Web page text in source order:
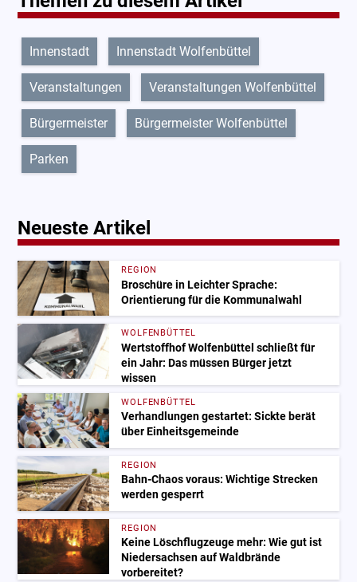
Innenstadt Innenstadt Wolfenbüttel
Veranstaltungen Veranstaltungen Wolfenbüttel
Bürgermeister Bürgermeister Wolfenbüttel
Parken
Neueste Artikel
REGION
Broschüre in Leichter Sprache:
Orientierung für die Kommunalwahl
WOLFENBÜTTEL
Wertstoffhof Wolfenbüttel schließt für
ein Jahr: Das müssen Bürger jetzt
wissen
WOLFENBÜTTEL
Verhandlungen gestartet: Sickte berät
über Einheitsgemeinde
REGION
Bahn-Chaos voraus: Wichtige Strecken
werden gesperrt
REGION
Keine Löschflugzeuge mehr: Wie gut ist
Niedersachsen auf Waldbrände
vorbereitet?